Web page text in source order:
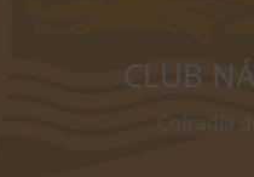
CLUB
Cofradía